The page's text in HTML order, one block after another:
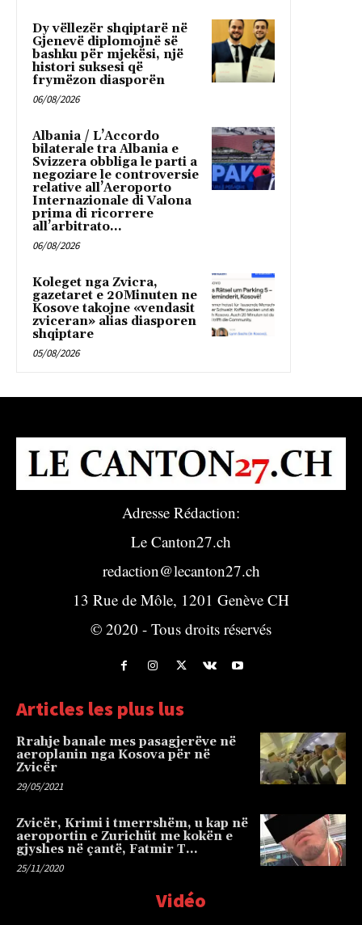
Dy vëllezër shqiptarë në
Gjenevë diplomojnë së
bashku për mjekësi, një
histori suksesi që
frymëzon diasporën
06/08/2026
Albania / L’Accordo
bilaterale tra Albania e
Svizzera obbliga le parti a
negoziare le controversie
relative all’Aeroporto
Internazionale di Valona
prima di ricorrere
all’arbitrato...
06/08/2026
Koleget nga Zvicra,
gazetaret e 20Minuten ne
Kosove takojne «vendasit
zviceran» alias diasporen
shqiptare
05/08/2026
Adresse Rédaction:
Le Canton27.ch
redaction@lecanton27.ch
13 Rue de Môle, 1201 Genève CH
© 2020 - Tous droits réservés
Articles les plus lus
Rrahje banale mes pasagjerëve në
aeroplanin nga Kosova për në
Zvicër
29/05/2021
Zvicër, Krimi i tmerrshëm, u kap në
aeroportin e Zurichüt me kokën e
gjyshes në çantë, Fatmir T…
25/11/2020
Vidéo